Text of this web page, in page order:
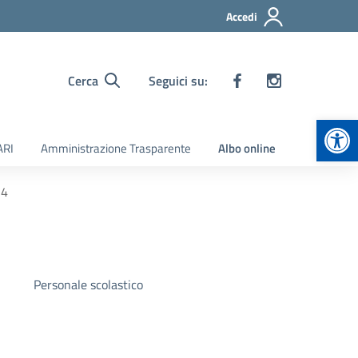
Accedi
Cerca Seguici su:
Amministrazione Trasparente Albo online
Personale scolastico